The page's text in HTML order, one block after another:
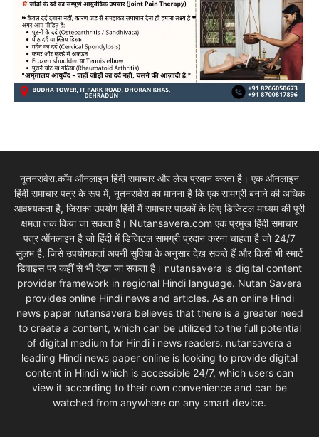
नूतनसवेरा.कॉम ऑनलाइन हिंदी समाचार और लेख प्रदान करता है। एक ऑनलाइन
हिंदी समाचार पत्र के रूप में, नूतनसवेरा का मानना है कि एक सामग्री बनाने की अधिक
आवश्यकता है, जिसका उपयोग हिंदी मैं समाचार पाठकों के लिए डिजिटल माध्यम की पूरी
क्षमता तक किया जा सकता है। Nutansavera.com एक प्रमुख हिंदी समाचार
पत्र ऑनलाइन है जो हिंदी में डिजिटल सामग्री प्रदान करना चाहता है जो 24/7
सुलभ है, जिसे उपयोगकर्ता अपनी सुविधा के अनुसार देख सकते हैं और किसी भी स्मार्ट
डिवाइस पर कहीं से भी देखा जा सकता है। nutansavera is digital content
provider framework in regional Hindi language. Nutan Savera
provides online Hindi news and articles. As an online Hindi
news paper nutansavera believes that there is a greater need
to create a content, which can be utilized to the full potential
of digital medium for Hindi i news readers. nutansavera a
leading Hindi news paper online is looking to provide digital
content in Hindi which is accessible 24/7, which users can
view it according to their own convenience and can be
watched from anywhere on any smart device.